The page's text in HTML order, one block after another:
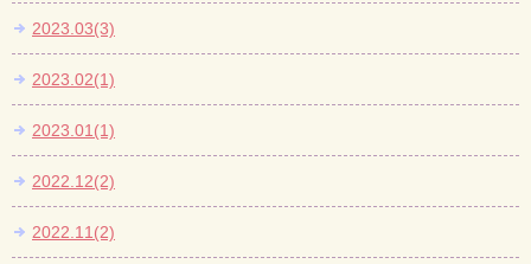
2023.03(3)
2023.02(1)
2023.01(1)
2022.12(2)
2022.11(2)